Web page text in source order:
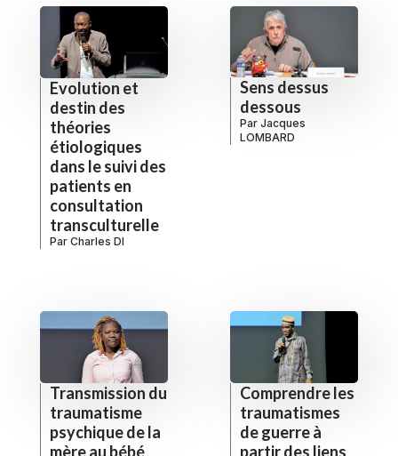
Evolution et
destin des
théories
étiologiques
dans le suivi des
patients en
consultation
transculturelle
Par Charles DI
Sens dessus
dessous
Par Jacques
LOMBARD
Transmission du
traumatisme
psychique de la
mère au bébé
Comprendre les
traumatismes
de guerre à
partir des liens